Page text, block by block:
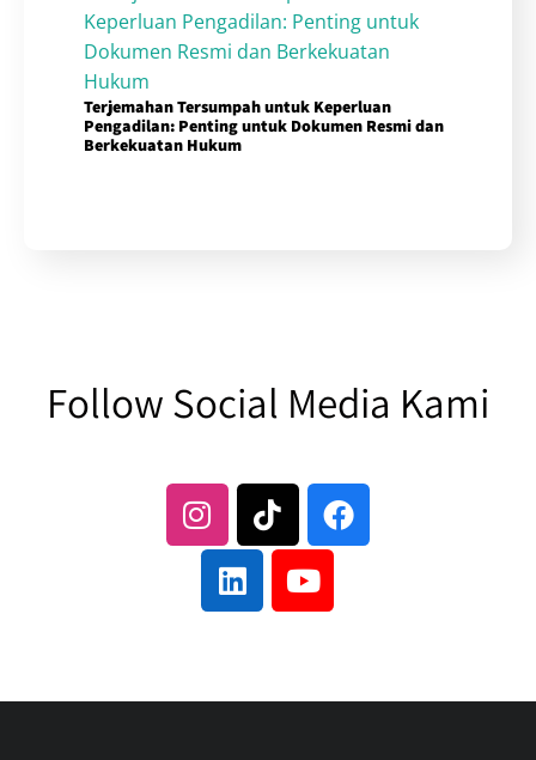
Terjemahan Tersumpah untuk Keperluan
Pengadilan: Penting untuk Dokumen Resmi dan
Berkekuatan Hukum
Follow Social Media Kami